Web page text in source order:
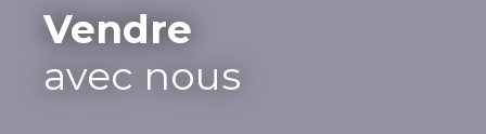
Vendre
avec nous